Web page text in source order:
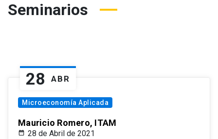
Seminarios
28 ABR
Microeconomía Aplicada
Mauricio Romero, ITAM
28 de Abril de 2021